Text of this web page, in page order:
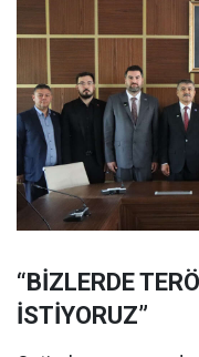
“BİZLERDE
İSTİYORUZ”